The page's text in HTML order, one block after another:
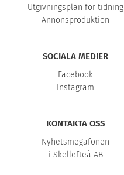
Utgivningsplan för tidning
Annonsproduktion
SOCIALA MEDIER
Facebook
Instagram
KONTAKTA OSS
Nyhetsmegafonen
i Skellefteå AB